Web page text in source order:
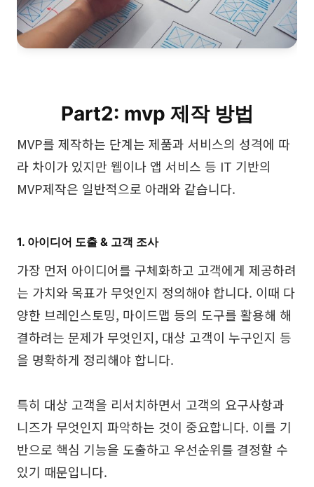
Part2: mvp 제작 방법
MVP를 제작하는 단계는 제품과 서비스의 성격에 따
라 차이가 있지만 웹이나 앱 서비스 등 IT 기반의
MVP제작은 일반적으로 아래와 같습니다.
1. 아이디어 도출 & 고객 조사
가장 먼저 아이디어를 구체화하고 고객에게 제공하려
는 가치와 목표가 무엇인지 정의해야 합니다. 이때 다
양한 브레인스토밍, 마이드맵 등의 도구를 활용해 해
결하려는 문제가 무엇인지, 대상 고객이 누구인지 등
을 명확하게 정리해야 합니다.
특히 대상 고객을 리서치하면서 고객의 요구사항과
니즈가 무엇인지 파악하는 것이 중요합니다. 이를 기
반으로 핵심 기능을 도출하고 우선순위를 결정할 수
있기 때문입니다.